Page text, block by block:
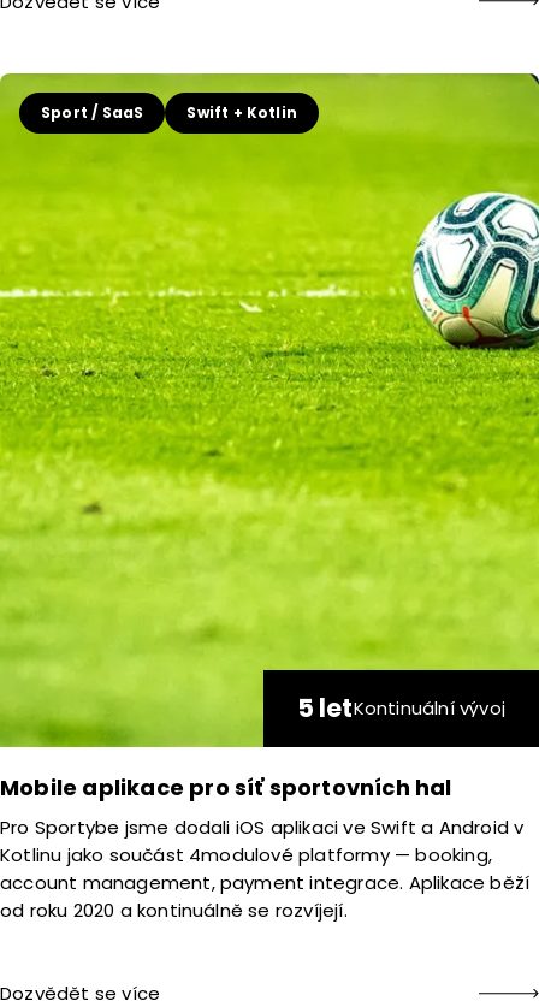
Sport / SaaS Swift + Kotlin
5 letKontinuální vývoj
Mobile aplikace pro síť sportovních hal
Pro Sportybe jsme dodali iOS aplikaci ve Swift a Android v
Kotlinu jako součást 4modulové platformy — booking,
account management, payment integrace. Aplikace běží
od roku 2020 a kontinuálně se rozvíjejí.
Dozvědět se více